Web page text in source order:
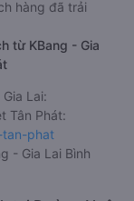
hàng đã trải
từ KBang - Gia
Lai:
Tân Phát:
phat
- Gia Lai Bình